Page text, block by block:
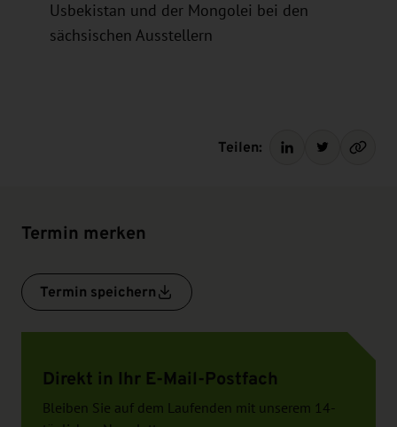
Usbekistan und der Mongolei bei den
sächsischen Ausstellern
Teilen:
Termin merken
Termin speichern
Direkt in Ihr E-Mail-Postfach
Bleiben Sie auf dem Laufenden mit unserem 14-